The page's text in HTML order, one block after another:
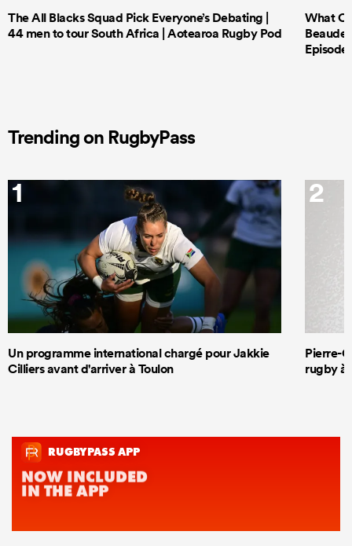
The All Blacks Squad Pick Everyone’s Debating |
44 men to tour South Africa | Aotearoa Rugby Pod
What
Episode
Trending on RugbyPass
1
Un programme international chargé pour Jakkie
Cilliers avant d'arriver à Toulon
2
Pierre-
rugby à